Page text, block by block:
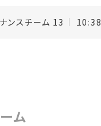
ンスチーム 13 10:38
ム